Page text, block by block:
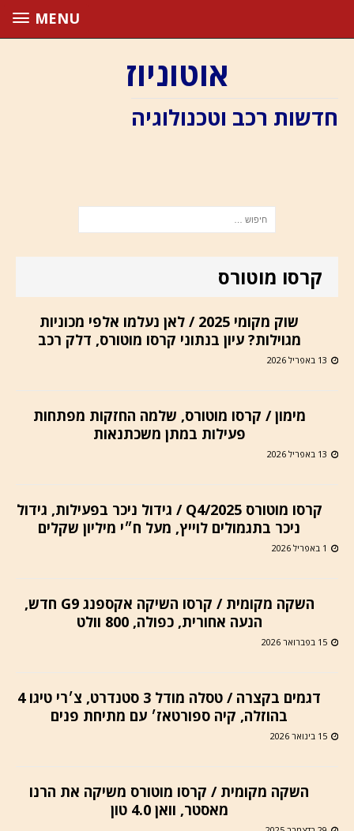
MENU
אוטוניוז
חדשות רכב וטכנולוגיה
קרסו מוטורס
שוק מקומי 2025 / לאן נעלמו אלפי מכוניות
מגוילות? עיון בנתוני קרסו מוטורס, דלק רכב
13 באפריל 2026
מימון / קרסו מוטורס, שלמה החזקות מפתחות
פעילות במתן משכתנאות
13 באפריל 2026
קרסו מוטורס Q4/2025 / גידול ניכר בפעילות, גידול
ניכר בתגמולים לוייץ, מעל ח״י מיליון שקלים
1 באפריל 2026
השקה מקומית / קרסו השיקה אקספנג G9 חדש,
הנעה אחורית, כפולה, 800 וולט
15 בפברואר 2026
דגמים בקצרה / טסלה מודל 3 סטנדרט, צ׳רי טיגו 4
בהוזלה, קיה ספורטאז׳ עם מתיחת פנים
15 בינואר 2026
השקה מקומית / קרסו מוטורס משיקה את הרנו
מאסטר, וואן 4.0 טון